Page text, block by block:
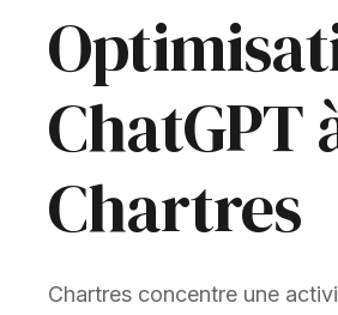
ChatGPT
Chartres
Chartres concentre une